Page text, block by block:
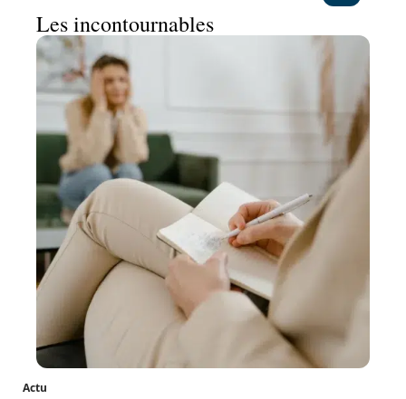
Les incontournables
Actu